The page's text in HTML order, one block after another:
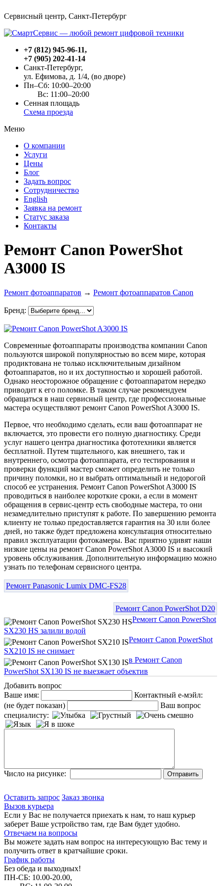
Сервисный центр, Cанкт-Петербург
+7 (812) 945-96-11,
+7 (905) 202-41-14
Санкт-Петербург,
ул. Ефимова, д. 1/4, (во дворе)
Пн–Сб: 10:00–20:00
Вс: 11:00–20:00
Сенная площадь
Схема проезда
Меню
О компании
Услуги
Цены
Блог
Задать вопрос
Сотрудничество
English
Заявка на ремонт
Статус заказа
Контакты
Ремонт Canon PowerShot
A3000 IS
Ремонт фотоаппаратов → Ремонт фотоаппаратов Canon
Бренд:
Современные фотоаппараты производства компании Canon
пользуются широкой популярностью во всем мире, которая
продиктована не только исключительным дизайном
фотоаппаратов, но и их доступностью и хорошей работой.
Однако неосторожное обращение с фотоаппаратом нередко
приводит к его поломке. В таком случае рекомендуем
обращаться в наш сервисный центр, где профессиональные
мастера осуществляют ремонт Canon PowerShot A3000 IS.
Первое, что необходимо сделать, если ваш фотоаппарат не
включается, это провести его полную диагностику. Среди
услуг нашего центра диагностика фототехники является
бесплатной. Путем тщательного, как внешнего, так и
внутреннего, осмотра фотоаппарата, его тестирования и
проверки функций мастер сможет определить не только
причину поломки, но и выбрать оптимальный и недорогой
способ ее устранения. Ремонт Canon PowerShot A3000 IS
проводиться в наиболее короткие сроки, а если в момент
обращения в сервис-центр есть свободные мастера, то они
незамедлительно приступят к работе. По завершению ремонта
клиенту не только предоставляется гарантия на 30 или более
дней, но также будет предложена консультация относительно
правил эксплуатации фотокамеры. Вас приятно удивят наши
низкие цены на ремонт Canon PowerShot A3000 IS и высокий
уровень обслуживания. Дополнительную информацию можно
узнать по телефонам сервисного центра.
Ремонт Panasonic Lumix DMC-FS28
Ремонт Canon PowerShot D20
Ремонт Canon PowerShot
SX230 HS залили водой
Ремонт Canon PowerShot
SX210 IS не снимает
в Ремонт Canon
PowerShot SX130 IS не выезжает объектив
Добавить вопрос
Ваше имя:
Контактный е-мэйл:
(не будет показан)
Ваш вопрос
специалисту:
Число на рисунке:
Оставить запрос Заказ звонка
Вызов курьера
Если у Вас не получается приехать к нам, то наш курьер
заберет Ваше устройство там, где Вам будет удобно.
Отвечаем на вопросы
Вы можете задать нам вопрос на интересующую Вас тему и
получить ответ в кратчайшие сроки.
График работы
Без обеда и выходных!
ПН-СБ: 10.00-20.00,